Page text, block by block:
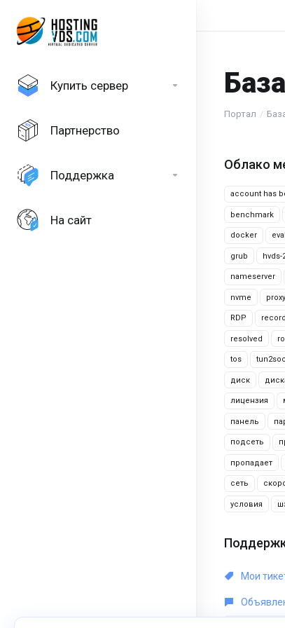
Купить сервер
Партнерство
Поддержка
На сайт
Портал
Облако
account has
benchmark
docker
grub hvds-
nameserver
nvme proxy
RDP record
resolved
tos
диск
лицензия
панель
подсеть
пропадает
сеть
условия
Мои